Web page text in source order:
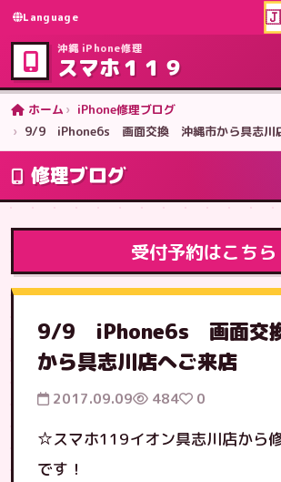
Language
沖縄 iPhone修理
スマホ１１９
ホーム
iPhone修理ブログ
9/9 iPhone6s 画面交換 沖縄市から具志川
修理ブログ
受付予約はこちら
9/9 iPhone6s 画面交
から具志川店へご来店
2017.09.09 484 0
☆スマホ119イオン具志川店から
です！